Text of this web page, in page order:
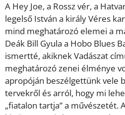
A Hey Joe, a Rossz vér, a
legelső István a király Véres
mind meghatározó elemei a
Deák Bill Gyula a Hobo Blues
ismertté, akiknek Vadászat
meghatározó zenei élménye
apropóján beszélgettünk vele
tervekről és arról, hogy mi
„fiatalon tartja” a művészetét.